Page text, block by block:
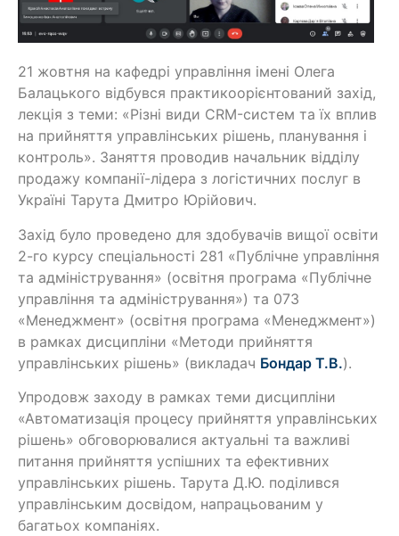
21 жовтня на кафедрі управління імені Олега
Балацького відбувся практикоорієнтований захід,
лекція з теми: «Різні види CRM-систем та їх вплив
на прийняття управлінських рішень, планування і
контроль». Заняття проводив начальник відділу
продажу компанії-лідера з логістичних послуг в
Україні Тарута Дмитро Юрійович.
Захід було проведено для здобувачів вищої освіти
2-го курсу спеціальності 281 «Публічне управління
та адміністрування» (освітня програма «Публічне
управління та адміністрування») та 073
«Менеджмент» (освітня програма «Менеджмент»)
в рамках дисципліни «Методи прийняття
управлінських рішень» (викладач Бондар Т.В.).
Упродовж заходу в рамках теми дисципліни
«Автоматизація процесу прийняття управлінських
рішень» обговорювалися актуальні та важливі
питання прийняття успішних та ефективних
управлінських рішень. Тарута Д.Ю. поділився
управлінським досвідом, напрацьованим у
багатьох компаніях.